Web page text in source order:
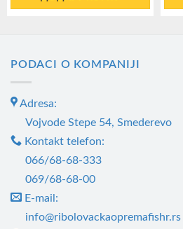
могу
PODACI O KOMPANIJI
Adresa:
Vojvode Stepe 54, Smederevo
Kontakt telefon:
066/68-68-333
069/68-68-00
E-mail:
info@ribolovackaopremafishr.rs